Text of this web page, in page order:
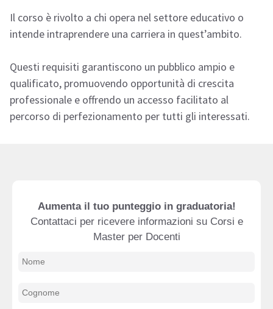
Il corso è rivolto a chi opera nel settore educativo o
intende intraprendere una carriera in quest’ambito.
Questi requisiti garantiscono un pubblico ampio e
qualificato, promuovendo opportunità di crescita
professionale e offrendo un accesso facilitato al
percorso di perfezionamento per tutti gli interessati.
Aumenta il tuo punteggio in graduatoria!
Contattaci per ricevere informazioni su Corsi e
Master per Docenti